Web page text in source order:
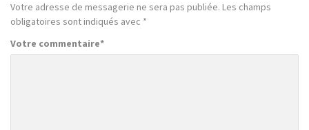
Votre adresse de messagerie ne sera pas publiée. Les champs
obligatoires sont indiqués avec *
Votre commentaire*